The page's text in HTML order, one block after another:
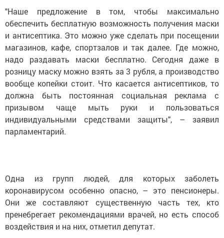
"Наше предложение в том, чтобы максимально
обеспечить бесплатную возможность получения маски
и антисептика. Это можно уже сделать при посещении
магазинов, кафе, спортзалов и так далее. Где можно,
надо раздавать маски бесплатно. Сегодня даже в
розницу маску можно взять за 3 рубля, а производство
вообще копейки стоит. Что касается антисептиков, то
должна быть постоянная социальная реклама с
призывом чаще мыть руки и пользоваться
индивидуальными средствами защиты", – заявил
парламентарий.
Одна из групп людей, для которых заболеть
коронавирусом особенно опасно, – это пенсионеры.
Они же составляют существенную часть тех, кто
пренебрегает рекомендациями врачей, но есть способ
воздействия и на них, отметил депутат.